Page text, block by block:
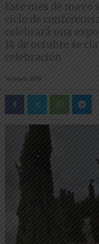
Este mes de mayo
ciclo de
celebrará una
14 de octubre se
celebración
14 mayo, 2018